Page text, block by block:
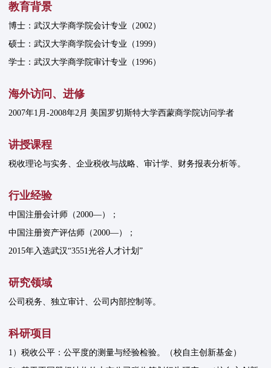
教育背景
博士：武汉大学商学院会计专业（2002）
硕士：武汉大学商学院会计专业（1999）
学士：武汉大学商学院审计专业（1996）
海外访问、进修
2007年1月-2008年2月 美国罗切斯特大学西蒙商学院访问学者
讲授课程
税收理论与实务、企业税收与战略、审计学、财务报表分析等。
行业经验
中国注册会计师（2000—）；
中国注册资产评估师（2000—）；
2015年入选武汉“3551光谷人才计划”
研究领域
公司税务、独立审计、公司内部控制等。
科研项目
1）税收公平：公平度的测量与经验检验。（校自主创新基金）